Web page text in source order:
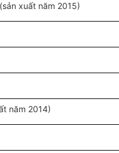
xuất năm 2015)
năm 2014)